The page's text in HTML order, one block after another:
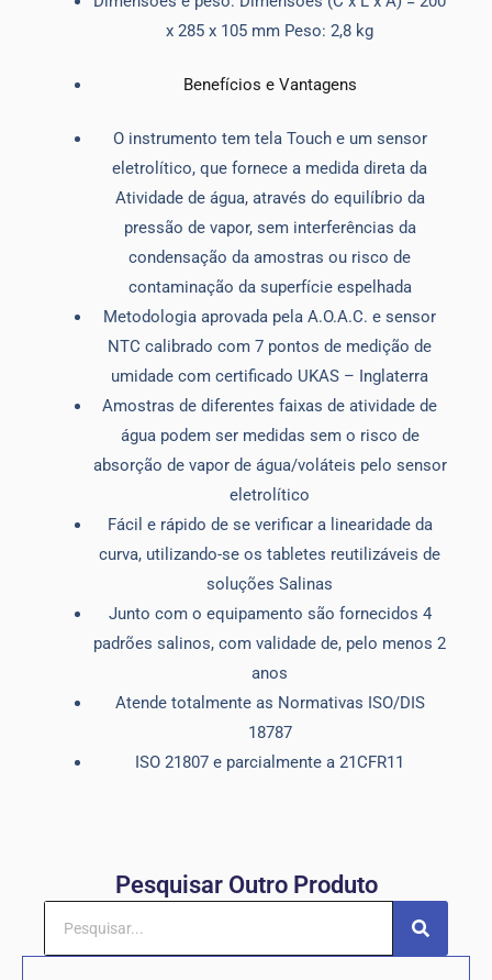
x 285 x 105 mm Peso: 2,8 kg
Benefícios e Vantagens
O instrumento tem tela Touch e um sensor
eletrolítico, que fornece a medida direta da
Atividade de água, através do equilíbrio da
pressão de vapor, sem interferências da
condensação da amostras ou risco de
contaminação da superfície espelhada
Metodologia aprovada pela A.O.A.C. e sensor
NTC calibrado com 7 pontos de medição de
umidade com certificado UKAS – Inglaterra
Amostras de diferentes faixas de atividade de
água podem ser medidas sem o risco de
absorção de vapor de água/voláteis pelo sensor
eletrolítico
Fácil e rápido de se verificar a linearidade da
curva, utilizando-se os tabletes reutilizáveis de
soluções Salinas
Junto com o equipamento são fornecidos 4
padrões salinos, com validade de, pelo menos 2
anos
Atende totalmente as Normativas ISO/DIS
18787
ISO 21807 e parcialmente a 21CFR11
Pesquisar Outro Produto